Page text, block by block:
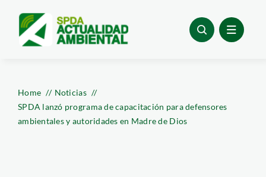
content
Home
Noticias
SPDA lanzó programa de capacitación para defensores
ambientales y autoridades en Madre de Dios